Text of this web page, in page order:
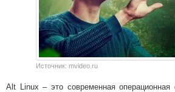
Источник: mvideo.ru
Alt Linux – это современная операционная